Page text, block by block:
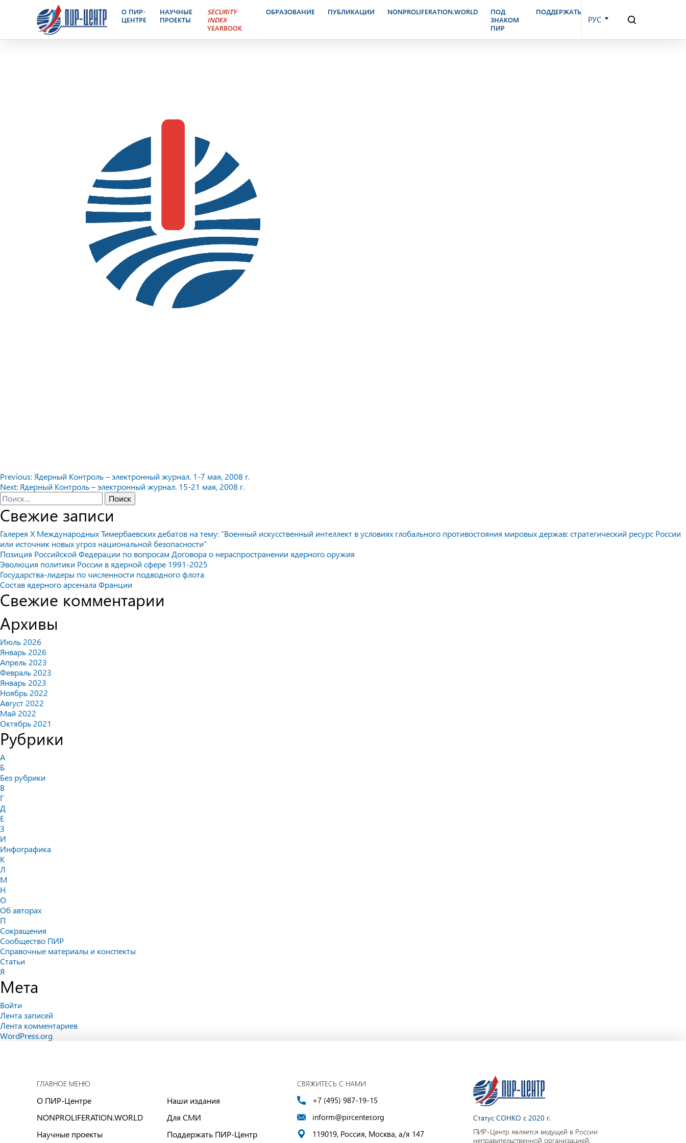
О ПИР-
ЦЕНТРЕ
НАУЧНЫЕ
ПРОЕКТЫ
SECURITY
INDEX
YEARBOOK
ОБРАЗОВАНИЕ ПУБЛИКАЦИИ NONPROLIFERATION.WORLD
ПОД
ЗНАКОМ
ПИР
ПОДДЕРЖАТЬ
РУС
Ядерный Контроль – электронный журнал. 8-14 мая, 2008 г.
Навигация
по
записям
Previous: Ядерный Контроль – электронный журнал. 1-7 мая, 2008 г.
Next: Ядерный Контроль – электронный журнал. 15-21 мая, 2008 г.
Найти:
Свежие записи
Галерея X Международных Тимербаевских дебатов на тему: “Военный искусственный интеллект в условиях глобального противостояния мировых держав: стратегический ресурс России
или источник новых угроз национальной безопасности”
Позиция Российской Федерации по вопросам Договора о нераспространении ядерного оружия
Эволюция политики России в ядерной сфере 1991-2025
Государства-лидеры по численности подводного флота
Состав ядерного арсенала Франции
Свежие комментарии
Архивы
Июль 2026
Январь 2026
Апрель 2023
Февраль 2023
Январь 2023
Ноябрь 2022
Август 2022
Май 2022
Октябрь 2021
Рубрики
А
Б
Без рубрики
В
Г
Д
Е
З
И
Инфографика
К
Л
М
Н
О
Об авторах
П
Сокращения
Сообщество ПИР
Справочные материалы и конспекты
Статьи
Я
Мета
Войти
Лента записей
Лента комментариев
WordPress.org
ГЛАВНОЕ МЕНЮ
О ПИР-Центре
NONPROLIFERATION.WORLD
Научные проекты
Наши издания
Для СМИ
Поддержать ПИР-Центр
СВЯЖИТЕСЬ С НАМИ
+7 (495) 987-19-15
inform@pircenter.org
119019, Россия, Москва, а/я 147
Статус СОНКО с 2020 г.
ПИР-Центр является ведущей в России
неправительственной организацией,